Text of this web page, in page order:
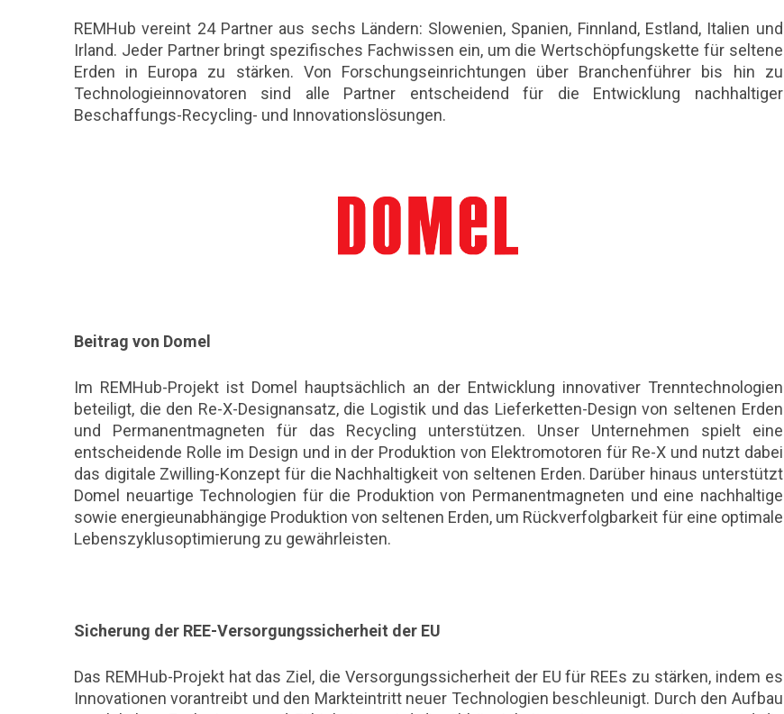
REMHub vereint 24 Partner aus sechs Ländern: Slowenien, Spanien, Finnland, Estland, Italien und
Irland. Jeder Partner bringt spezifisches Fachwissen ein, um die Wertschöpfungskette für seltene
Erden in Europa zu stärken. Von Forschungseinrichtungen über Branchenführer bis hin zu
Technologieinnovatoren sind alle Partner entscheidend für die Entwicklung nachhaltiger
Beschaffungs-Recycling- und Innovationslösungen.
Beitrag von Domel
Im REMHub-Projekt ist Domel hauptsächlich an der Entwicklung innovativer Trenntechnologien
beteiligt, die den Re-X-Designansatz, die Logistik und das Lieferketten-Design von seltenen Erden
und Permanentmagneten für das Recycling unterstützen. Unser Unternehmen spielt eine
entscheidende Rolle im Design und in der Produktion von Elektromotoren für Re-X und nutzt dabei
das digitale Zwilling-Konzept für die Nachhaltigkeit von seltenen Erden. Darüber hinaus unterstützt
Domel neuartige Technologien für die Produktion von Permanentmagneten und eine nachhaltige
sowie energieunabhängige Produktion von seltenen Erden, um Rückverfolgbarkeit für eine optimale
Lebenszyklusoptimierung zu gewährleisten.
Sicherung der REE-Versorgungssicherheit der EU
Das REMHub-Projekt hat das Ziel, die Versorgungssicherheit der EU für REEs zu stärken, indem es
Innovationen vorantreibt und den Markteintritt neuer Technologien beschleunigt. Durch den Aufbau